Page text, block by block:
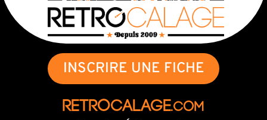
INSCRIRE UNE FICHE
RETROCALAGE.com